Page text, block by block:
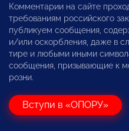
Комментарии на сайте
требованиям российского
публикуем сообщения,
и/или оскорбления, даже в
тире и любыми иными
сообщения, призывающие к
розни.
Вступи в «ОПОРУ»